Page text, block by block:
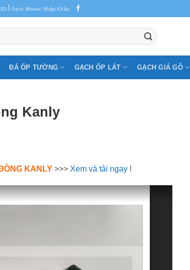
| Gạch Mosaic Nhập Khẩu
ĐÁ ỐP TƯỜNG GẠCH ỐP LÁT GẠCH GIẢ GỖ
Kanly
KANLY >>> Xem và tải ngay !